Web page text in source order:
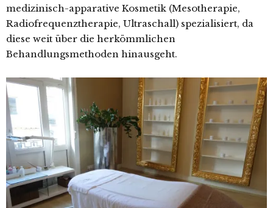
medizinisch-apparative Kosmetik (Mesotherapie,
Radiofrequenztherapie, Ultraschall) spezialisiert, da
diese weit über die herkömmlichen
Behandlungsmethoden hinausgeht.